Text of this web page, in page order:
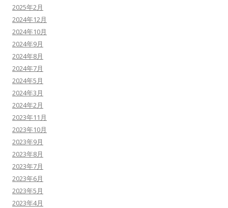
2025年2月
2024年12月
2024年10月
2024年9月
2024年8月
2024年7月
2024年5月
2024年3月
2024年2月
2023年11月
2023年10月
2023年9月
2023年8月
2023年7月
2023年6月
2023年5月
2023年4月